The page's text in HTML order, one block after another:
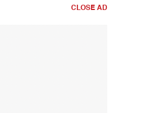
CLOSE AD